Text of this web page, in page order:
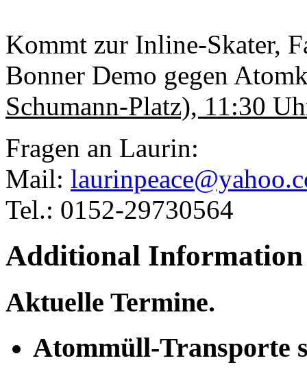
Kommt zur Inline-Skater,
Bonner Demo gegen
Schumann-Platz), 11:30
Fragen an Laurin:
Mail:
Tel.: 0152-29730564
Additional Information
Aktuelle Termine.
Atommüll-Transporte